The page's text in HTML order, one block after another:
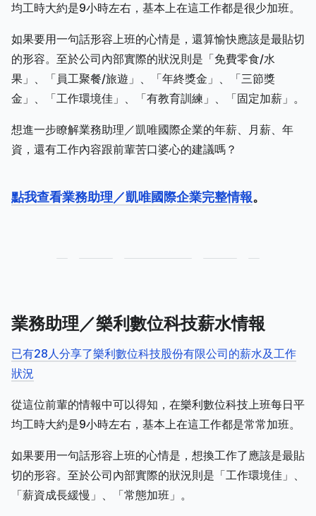
均工時大約是9小時左右，基本上在這工作都是很少加班。
如果要用一句話形容上班的心情是，還算愉快應該是最貼切
的形容。至於公司內部實際的狀況則是「免費零食/水
果」、「員工聚餐/旅遊」、「年終獎金」、「三節獎
金」、「工作環境佳」、「有教育訓練」、「固定加薪」。
想進一步瞭解業務助理／凱唯國際企業的年薪、月薪、年
資，還有工作內容跟前輩苦口婆心的建議嗎？
點我查看業務助理／凱唯國際企業完整情報。
業務助理／樂利數位科技薪水情報
已有28人分享了樂利數位科技股份有限公司的薪水及工作
狀況
從這位前輩的情報中可以得知，在樂利數位科技上班每日平
均工時大約是9小時左右，基本上在這工作都是常常加班。
如果要用一句話形容上班的心情是，想換工作了應該是最貼
切的形容。至於公司內部實際的狀況則是「工作環境佳」、
「薪資成長緩慢」、「常態加班」。